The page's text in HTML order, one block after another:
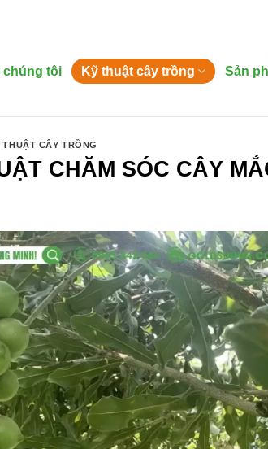
chúng tôi Kỹ thuật cây trồng Sản
THUẬT CÂY TRỒNG
CHĂM SÓC CÂY